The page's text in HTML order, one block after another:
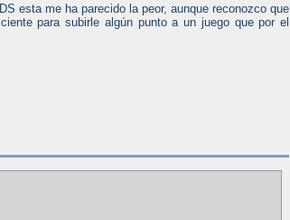
esta me ha parecido la peor, aunque reconozco que
para subirle algún punto a un juego que por el